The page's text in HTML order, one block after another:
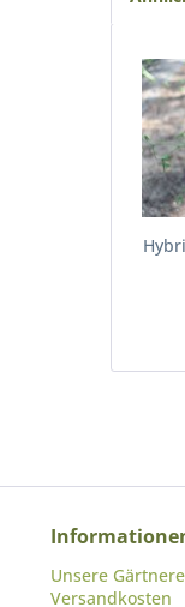
Unsere
Versandkosten